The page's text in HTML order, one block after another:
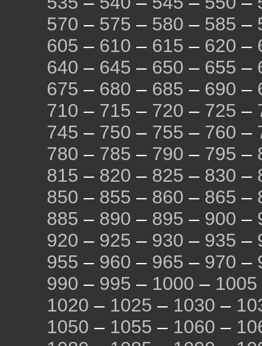
570 – 575 – 580 – 585 –
605 – 610 – 615 – 620 –
640 – 645 – 650 – 655 –
675 – 680 – 685 – 690 –
710 – 715 – 720 – 725 –
745 – 750 – 755 – 760 –
780 – 785 – 790 – 795 –
815 – 820 – 825 – 830 –
850 – 855 – 860 – 865 –
885 – 890 – 895 – 900 –
920 – 925 – 930 – 935 –
955 – 960 – 965 – 970 –
990 – 995 – 1000 – 1005
1020 – 1025 – 1030 –
1050 – 1055 – 1060 –